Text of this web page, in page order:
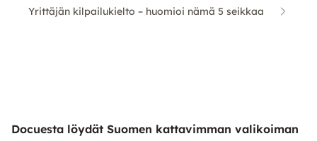
Yrittäjän kilpailukielto – huomioi nämä 5 seikkaa
Docuesta löydät Suomen kattavimman valikoiman